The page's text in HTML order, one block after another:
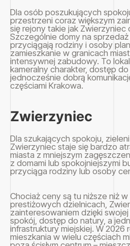
Dla osób poszukujących
przestrzeni coraz większym
się rejony takie jak Zwierzyniec
Szczególnie domy na sprzedaż
przyciągają rodziny i osoby
zamieszkanie w granicach
intensywnej zabudowy. To
kameralny charakter, dostęp
jednocześnie dobrą
częściami Krakowa.
Zwierzyniec
Dla szukających spokoju,
Zwierzyniec staje się bardzo
miasta z mniejszym
z domami lub spokojniejszymi
przyciąga rodziny lub osoby
Chociaż ceny są tu niższe niż
prestiżowych dzielnicach,
zainteresowaniem dzięki
spokój, dostęp do natury, a
infrastruktury miejskiej. W 2026
mieszkania w wielu częściach